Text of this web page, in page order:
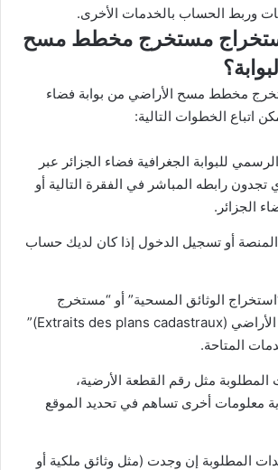
وربط الحساب بالخدمات الأخرى.
مستخرج مخطط مسح
مخطط مسح الأراضي من بوابة فضاء
اتباع الخطوات التالية:
للبوابة الجغرافية فضاء الجزائر عبر
تجدون رابطه المباشر في الفقرة التالية أو
الجزائر .
أو تسجيل الدخول إذا كان لديك حساب
الوثائق المسحية” أو “مستخرج
مخطط مسح الأراضي (Extraits des plans cadastraux)”
المتاحة.
المطلوبة مثل رقم القطعة الأرضية،
معلومات أخرى تساهم في تحديد الموقع
المطلوبة إن وجدت (مثل وثائق ملكية أو